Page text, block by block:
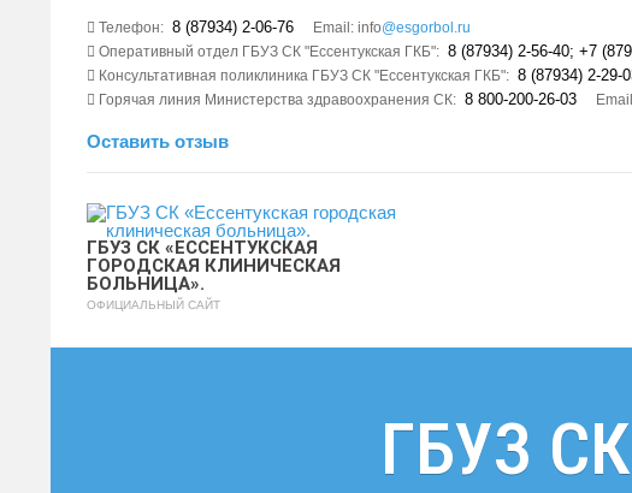
Телефон: 8 (87934) 2-06-76 Email: info@esgorbol.ru
Оперативный отдел ГБУЗ СК "Ессентукская ГКБ": 8 (87934) 2-56-40; +7
Консультативная поликлиника ГБУЗ СК "Ессентукская ГКБ": 8 (87934) 2-29-
Горячая линия Министерства здравоохранения СК: 8 800-200-26-03
Оставить отзыв
ГБУЗ СК «ЕССЕНТУКСКАЯ
ГОРОДСКАЯ КЛИНИЧЕСКАЯ
БОЛЬНИЦА».
ОФИЦИАЛЬНЫЙ САЙТ
ГБУЗ